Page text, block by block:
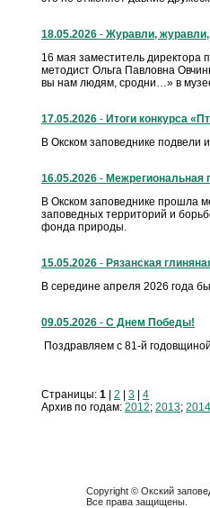
18.05.2026 - Журавли,
16 мая заместитель директора
методист Ольга Павловна
вы нам людям, сродни…» в
17.05.2026 - Итоги конкурса
В Окском заповеднике подвели
16.05.2026 - Межрегиональная
В Окском заповеднике прошла
заповедных территорий и
фонда природы.
15.05.2026 - Рязанская
В середине апреля 2026 года
09.05.2026 - С Днем Победы!
Поздравляем с 81-й
Страницы: 1 2 3
4
Архив по годам: 2012; 2013; 2014
Copyright © Окский
Все права защищены.